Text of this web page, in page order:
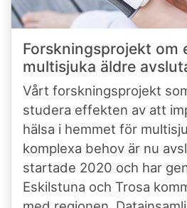
Forskningsprojekt om
multisjuka äldre
Vårt forskningsprojekt
studera effekten av att
hälsa i hemmet för
komplexa behov är nu
startade 2020 och har
Eskilstuna och Trosa